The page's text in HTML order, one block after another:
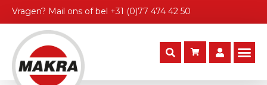
Vragen? Mail ons of bel +31 (0)77 474 42 50